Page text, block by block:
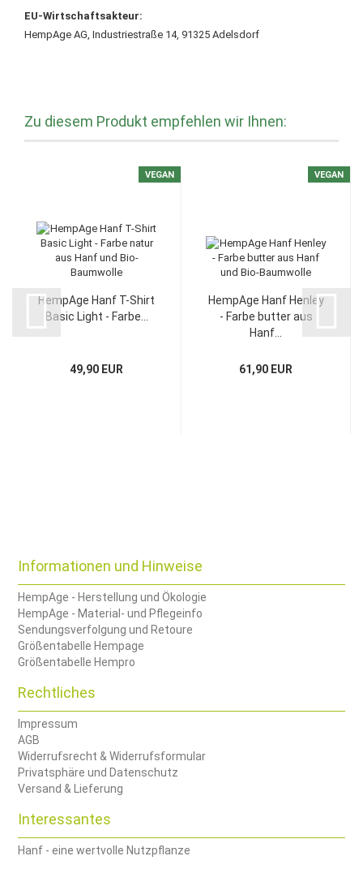
EU-Wirtschaftsakteur:
HempAge AG, Industriestraße 14, 91325 Adelsdorf
Zu diesem Produkt empfehlen wir Ihnen:
VEGAN
HempAge Hanf T-Shirt
Basic Light - Farbe...
49,90 EUR
VEGAN
HempAge Hanf Henley
- Farbe butter aus
Hanf...
61,90 EUR
Informationen und Hinweise
HempAge - Herstellung und Ökologie
HempAge - Material- und Pflegeinfo
Sendungsverfolgung und Retoure
Größentabelle Hempage
Größentabelle Hempro
Rechtliches
Impressum
AGB
Widerrufsrecht & Widerrufsformular
Privatsphäre und Datenschutz
Versand & Lieferung
Interessantes
Hanf - eine wertvolle Nutzpflanze